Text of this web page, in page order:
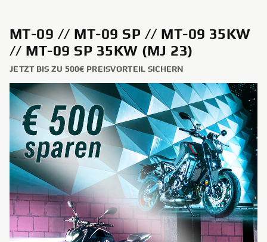
MT-09 // MT-09 SP // MT-09 35KW
// MT-09 SP 35KW (MJ 23)
JETZT BIS ZU 500€ PREISVORTEIL SICHERN